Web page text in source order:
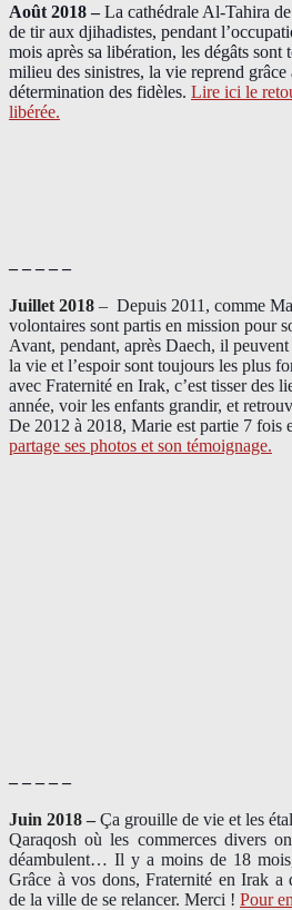
Août 2018–La cathédrale Al-Tahira
de tir aux djihadistes, pendant
mois après sa libération, les dégâts
milieu des sinistres, la vie reprend grâce
détermination des fidèles. Lire ici le
libérée.
– – – – –
Juillet 2018 – Depuis 2011, comme
volontaires sont partis en mission pour
Avant, pendant, après Daech, il
la vie et l’espoir sont toujours les plus
avec Fraternité en Irak, c’est tisser des
année, voir les enfants grandir, et
De 2012 à 2018, Marie est partie 7 fois
partage ses photos et son témoignage.
– – – – –
Juin 2018 – Ça grouille de vie et les
Qaraqosh où les commerces divers
déambulent… Il y a moins de 18
Grâce à vos dons, Fraternité en Irak a
de la ville de se relancer. Merci ! Pour